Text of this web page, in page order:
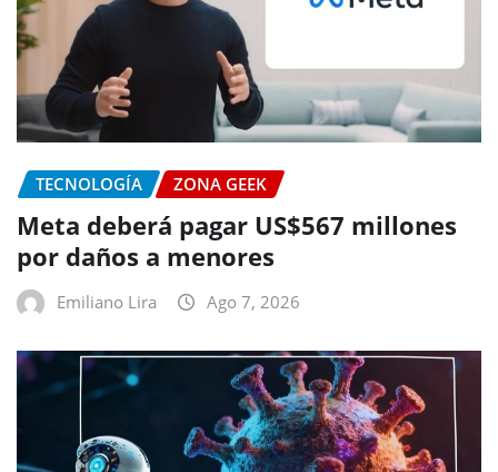
TECNOLOGÍA ZONA GEEK
Meta deberá pagar US$567 millones
por daños a menores
Emiliano Lira Ago 7, 2026